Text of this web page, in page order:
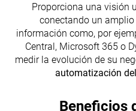
Proporciona una visión
conectando un
información como, por
Central, Microsoft 365 o
medir la evolución de su
automatización
Beneficios